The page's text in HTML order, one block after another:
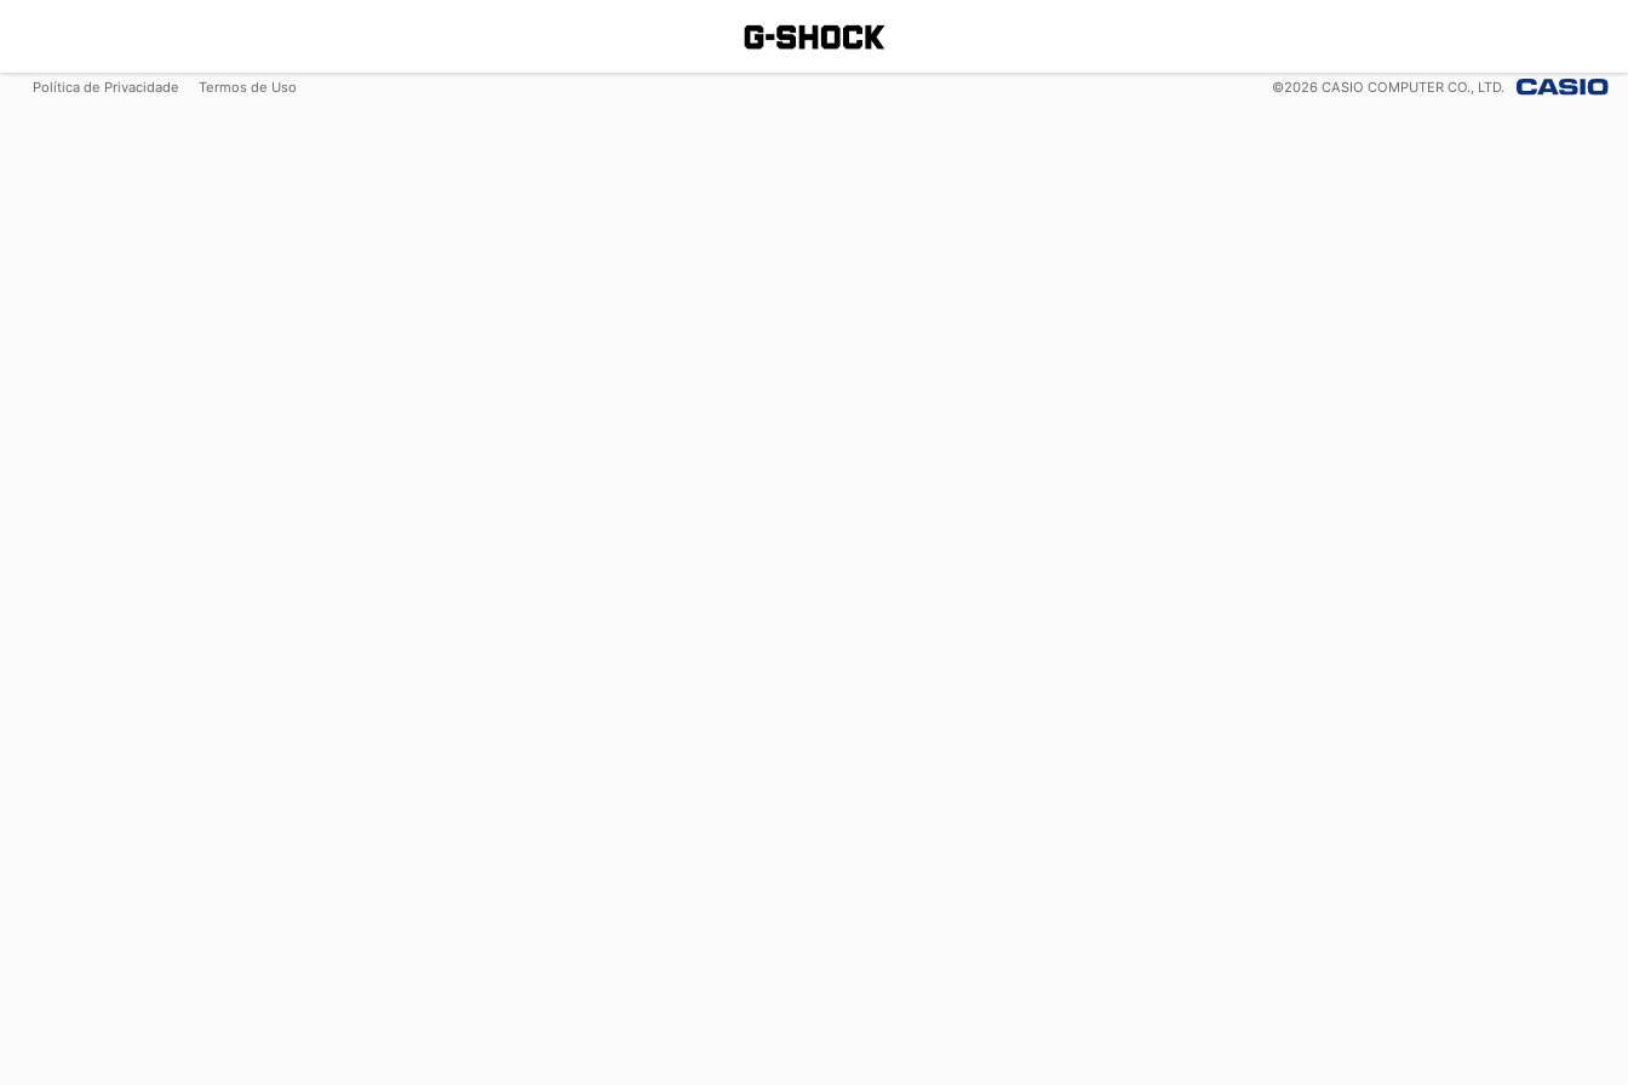
Política de Privacidade Termos de Uso ©2026 CASIO COMPUTER CO., LTD.